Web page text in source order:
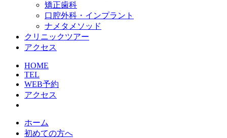
矯正歯科​
口腔外科・インプラント​
ナメタメソッド
クリニックツアー
アクセス
HOME
TEL
WEB予約
アクセス
ホーム
初めての方へ